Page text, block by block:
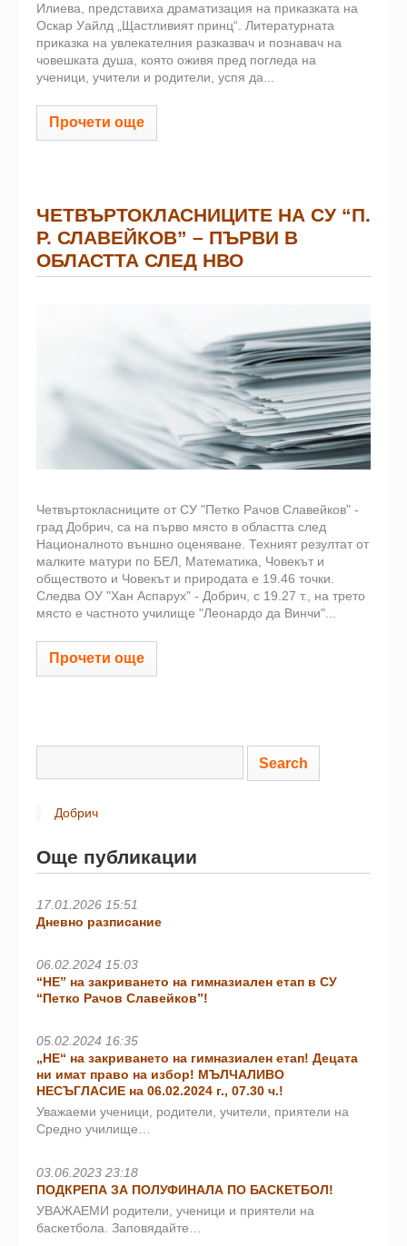
Илиева, представиха драматизация на приказката на
Оскар Уайлд „Щастливият принц“. Литературната
приказка на увлекателния разказвач и познавач на
човешката душа, която оживя пред погледа на
ученици, учители и родители, успя да...
Прочети още
ЧЕТВЪРТОКЛАСНИЦИТЕ НА СУ “П.
Р. СЛАВЕЙКОВ” – ПЪРВИ В
ОБЛАСТТА СЛЕД НВО
Четвъртокласниците от СУ "Петко Рачов Славейков" -
град Добрич, са на първо място в областта след
Националното външно оценяване. Техният резултат от
малките матури по БЕЛ, Математика, Човекът и
обществото и Човекът и природата е 19.46 точки.
Следва ОУ "Хан Аспарух" - Добрич, с 19.27 т., на трето
място е частното училище "Леонардо да Винчи"...
Прочети още
Добрич
Още публикации
17.01.2026 15:51
Дневно разписание
06.02.2024 15:03
“НЕ” на закриването на гимназиален етап в СУ
“Петко Рачов Славейков”!
05.02.2024 16:35
„НЕ“ на закриването на гимназиален етап! Децата
ни имат право на избор! МЪЛЧАЛИВО
НЕСЪГЛАСИЕ на 06.02.2024 г., 07.30 ч.!
Уважаеми ученици, родители, учители, приятели на
Средно училище…
03.06.2023 23:18
ПОДКРЕПА ЗА ПОЛУФИНАЛА ПО БАСКЕТБОЛ!
УВАЖАЕМИ родители, ученици и приятели на
баскетбола. Заповядайте…